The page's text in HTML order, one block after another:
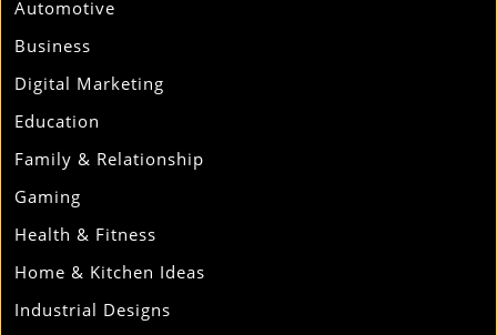
Automotive
Business
Digital Marketing
Education
Family & Relationship
Gaming
Health & Fitness
Home & Kitchen Ideas
Industrial Designs